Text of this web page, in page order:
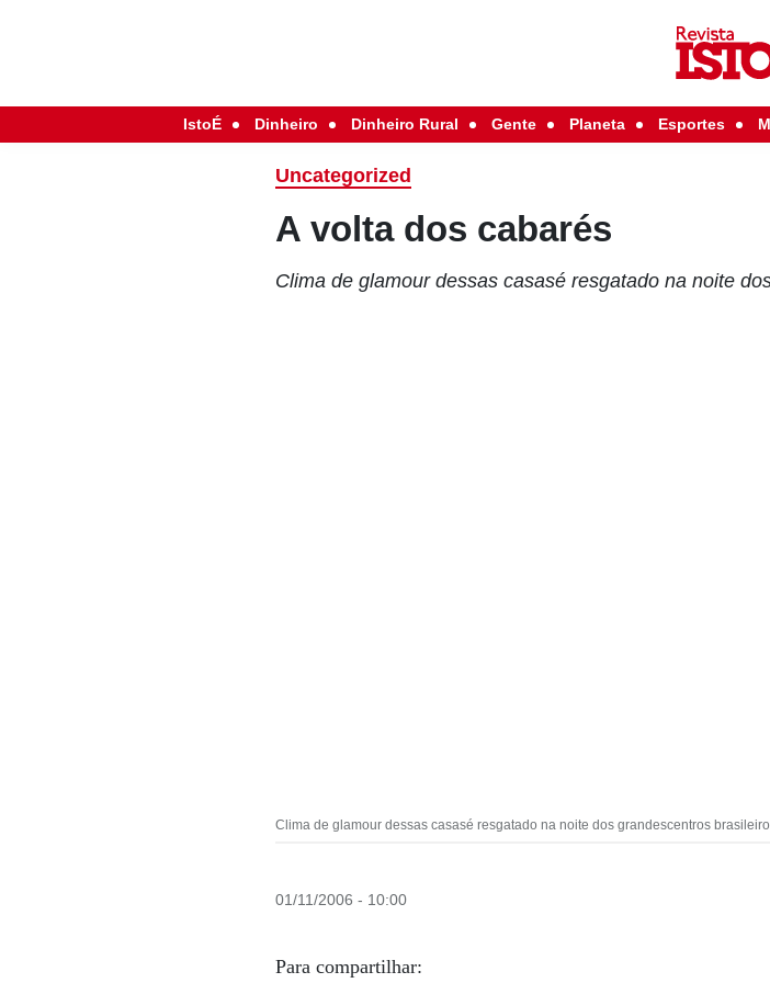
IstoÉ Dinheiro Dinheiro Rural Gente Planeta Esportes
Uncategorized
A volta dos cabarés
Clima de glamour dessas casasé resgatado na noite
Clima de glamour dessas casasé resgatado na noite dos grandescentros
01/11/2006 - 10:00
Para compartilhar: